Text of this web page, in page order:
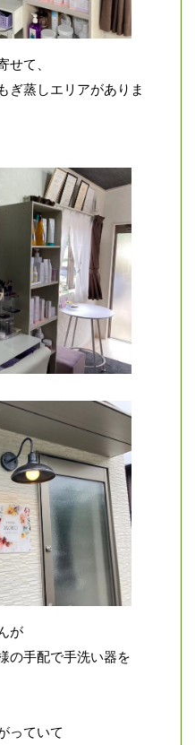
せて、
ぎ蒸しエリアがありま
が
の手配で手洗い器を
っていて